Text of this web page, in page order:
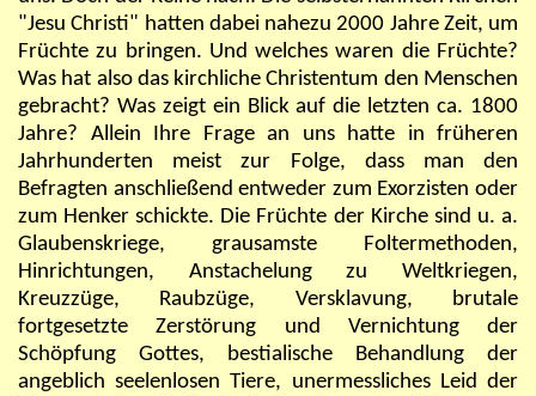
"Jesu Christi" hatten dabei nahezu 2000 Jahre Zeit, um
Früchte zu bringen. Und welches waren die Früchte?
Was hat also das kirchliche Christentum den Menschen
gebracht? Was zeigt ein Blick auf die letzten ca. 1800
Jahre? Allein Ihre Frage an uns hatte in früheren
Jahrhunderten meist zur Folge, dass man den
Befragten anschließend entweder zum Exorzisten oder
zum Henker schickte. Die Früchte der Kirche sind u. a.
Glaubenskriege, grausamste Foltermethoden,
Hinrichtungen, Anstachelung zu Weltkriegen,
Kreuzzüge, Raubzüge, Versklavung, brutale
fortgesetzte Zerstörung und Vernichtung der
Schöpfung Gottes, bestialische Behandlung der
angeblich seelenlosen Tiere, unermessliches Leid der